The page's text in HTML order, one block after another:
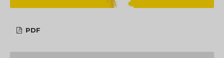
PDF